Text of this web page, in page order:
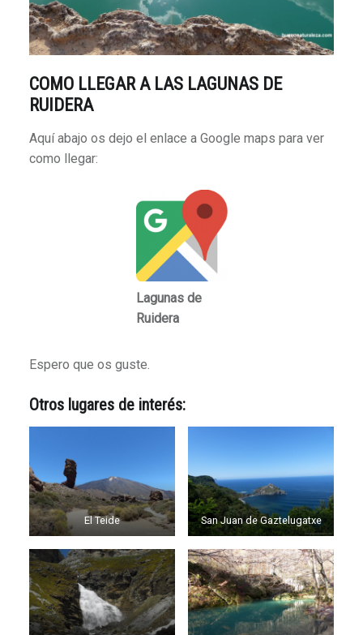
COMO LLEGAR A LAS LAGUNAS DE
RUIDERA
Aquí abajo os dejo el enlace a Google maps para ver
como llegar:
Lagunas de
Ruidera
Espero que os guste.
Otros lugares de interés:
El Teide San Juan de Gaztelugatxe